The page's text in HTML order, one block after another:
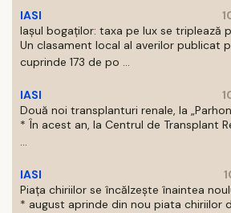
IASI
Iașul bogaților: taxa pe lux se triplează
Un clasament local al averilor publicat
cuprinde 173 de po ...
IASI
Două noi transplanturi renale, la
* În acest an, la Centrul de Transplant
...
IASI
Piața chiriilor se încălzește înaintea
* august aprinde din nou piata chiriilor